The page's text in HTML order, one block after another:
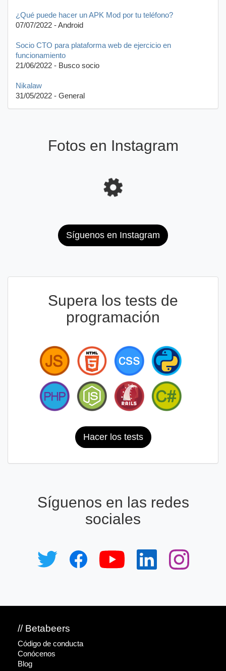
¿Qué puede hacer un APK Mod por tu teléfono?
07/07/2022 - Android
Socio CTO para plataforma web de ejercicio en
funcionamiento
21/06/2022 - Busco socio
Nikalaw
31/05/2022 - General
Fotos en Instagram
Síguenos en Instagram
Supera los tests de
programación
Hacer los tests
Síguenos en las redes
sociales
// Betabeers
Código de conducta
Conócenos
Blog